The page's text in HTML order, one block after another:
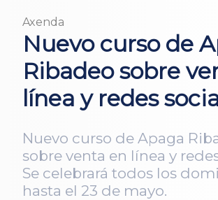
Axenda
Nuevo curso de
Ribadeo sobre
línea y redes
Nuevo curso de Apaga
sobre venta en línea y
Se celebrará todos los
hasta el 23 de mayo.